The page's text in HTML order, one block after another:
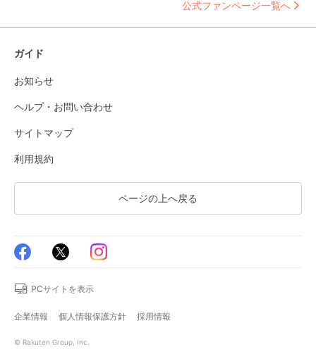
公式ファンページ一覧へ
ガイド
お知らせ
ヘルプ・お問い合わせ
サイトマップ
利用規約
ページの上へ戻る
PCサイトを表示
企業情報 個人情報保護方針 採用情報
© Rakuten Group, Inc.